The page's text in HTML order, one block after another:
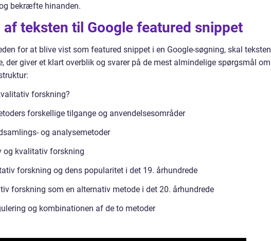
bekræfte hinanden.
teksten til Google featured snippet
for at blive vist som featured snippet i en Google-søgning, skal teksten
der giver et klart overblik og svarer på de mest almindelige spørgsmål om
forskning?
forskellige tilgange og anvendelsesområder
og analysemetoder
og kvalitativ forskning
forskning og dens popularitet i det 19. århundrede
forskning som en alternativ metode i det 20. århundrede
og kombinationen af de to metoder